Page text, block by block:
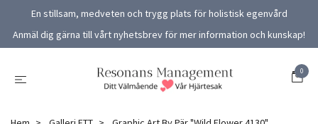
En stillsam, medveten och trygg plats för holistisk egenvård
Anmäl dig gärna till vårt nyhetsbrev för mer information och kunskap!
0